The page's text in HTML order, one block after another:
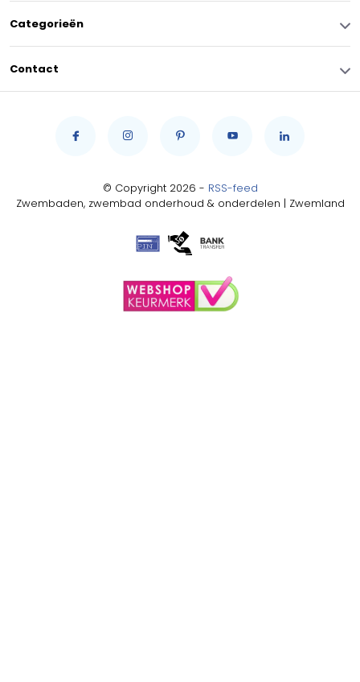
Categorieën
Contact
© Copyright 2026 - RSS-feed
Zwembaden, zwembad onderhoud & onderdelen | Zwemland